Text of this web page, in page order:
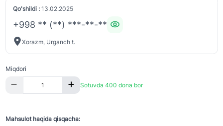
Qo'shildi :13.02.2025
+998 ** (**) ***-**-**
Xorazm, Urganch t.
Miqdori
Sotuvda 400 dona bor
Mahsulot haqida qisqacha: